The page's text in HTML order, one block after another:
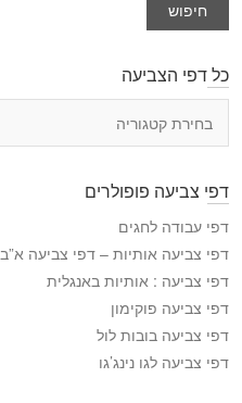
חיפוש
כל דפי הצביעה
י
ה
צ
י
ע
ה
דפי צביעה פופולרים
דפי עבודה לחגים
דפי צביעה אותיות – דפי צביעה א”ב
דפי צביעה : אותיות באנגלית
דפי צביעה פוקימון
דפי צביעה בובות לול
דפי צביעה לגו נינג’גו